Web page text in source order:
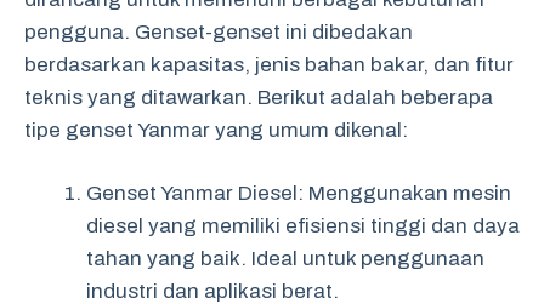
pengguna. Genset-genset ini dibedakan
berdasarkan kapasitas, jenis bahan bakar, dan fitur
teknis yang ditawarkan. Berikut adalah beberapa
tipe genset Yanmar yang umum dikenal:
Genset Yanmar Diesel: Menggunakan mesin
diesel yang memiliki efisiensi tinggi dan daya
tahan yang baik. Ideal untuk penggunaan
industri dan aplikasi berat.